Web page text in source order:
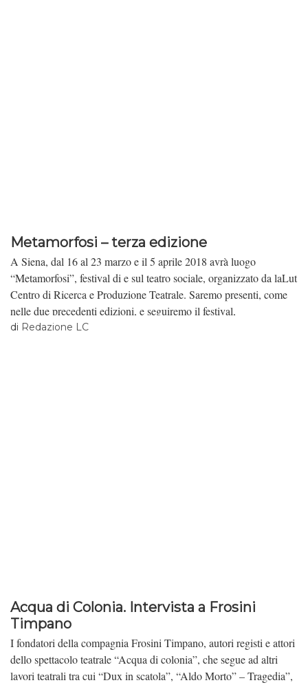
Metamorfosi – terza edizione
A Siena, dal 16 al 23 marzo e il 5 aprile 2018 avrà luogo
“Metamorfosi”, festival di e sul teatro sociale, organizzato da laLut
Centro di Ricerca e Produzione Teatrale. Saremo presenti, come
nelle due precedenti edizioni, e seguiremo il festival,
soffermandoci in modo particolare sulla relazione tra il teatro
di Redazione LC
Acqua di Colonia. Intervista a Frosini
Timpano
I fondatori della compagnia Frosini Timpano, autori registi e attori
dello spettacolo teatrale “Acqua di colonia”, che segue ad altri
lavori teatrali tra cui “Dux in scatola”, “Aldo Morto” – Tragedia”,